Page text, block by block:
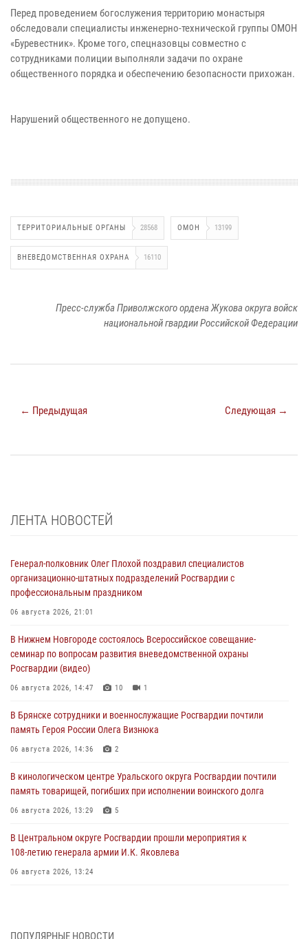
Перед проведением богослужения территорию монастыря
обследовали специалисты инженерно-технической группы ОМОН
«Буревестник». Кроме того, спецназовцы совместно с
сотрудниками полиции выполняли задачи по охране
общественного порядка и обеспечению безопасности прихожан.
Нарушений общественного не допущено.
ТЕРРИТОРИАЛЬНЫЕ ОРГАНЫ 28568 ОМОН 13199
ВНЕВЕДОМСТВЕННАЯ ОХРАНА 16110
Пресс-служба Приволжского ордена Жукова округа войск
национальной гвардии Российской Федерации
← Предыдущая Следующая →
ЛЕНТА НОВОСТЕЙ
Генерал-полковник Олег Плохой поздравил специалистов
организационно-штатных подразделений Росгвардии с
профессиональным праздником
06 августа 2026, 21:01
В Нижнем Новгороде состоялось Всероссийское совещание-
семинар по вопросам развития вневедомственной охраны
Росгвардии (видео)
06 августа 2026, 14:47 10 1
В Брянске сотрудники и военнослужащие Росгвардии почтили
память Героя России Олега Визнюка
06 августа 2026, 14:36 2
В кинологическом центре Уральского округа Росгвардии почтили
память товарищей, погибших при исполнении воинского долга
06 августа 2026, 13:29 5
В Центральном округе Росгвардии прошли мероприятия к
108‑летию генерала армии И.К. Яковлева
06 августа 2026, 13:24
06 августа 2026, 12:35 1
ПОПУЛЯРНЫЕ НОВОСТИ